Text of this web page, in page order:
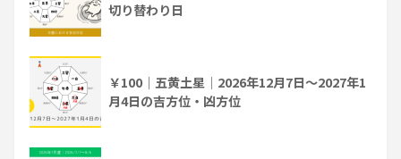
切り替わり日
￥100｜五黄土星｜2026年12月7日～2027年1
月4日の吉方位・凶方位